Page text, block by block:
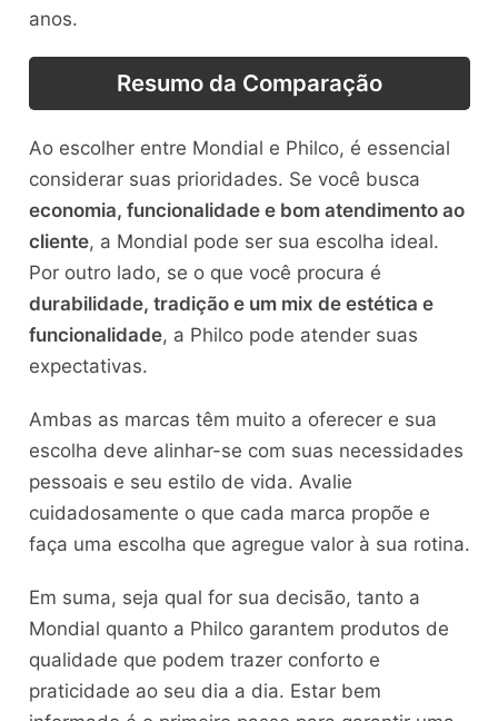
anos.
Resumo da Comparação
Ao escolher entre Mondial e Philco, é essencial
considerar suas prioridades. Se você busca
economia, funcionalidade e bom atendimento ao
cliente, a Mondial pode ser sua escolha ideal.
Por outro lado, se o que você procura é
durabilidade, tradição e um mix de estética e
funcionalidade, a Philco pode atender suas
expectativas.
Ambas as marcas têm muito a oferecer e sua
escolha deve alinhar-se com suas necessidades
pessoais e seu estilo de vida. Avalie
cuidadosamente o que cada marca propõe e
faça uma escolha que agregue valor à sua rotina.
Em suma, seja qual for sua decisão, tanto a
Mondial quanto a Philco garantem produtos de
qualidade que podem trazer conforto e
praticidade ao seu dia a dia. Estar bem